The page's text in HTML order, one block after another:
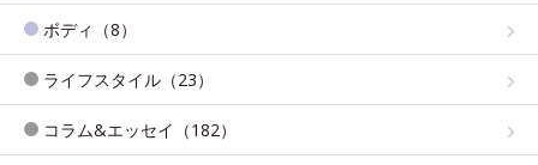
ボディ（8）
ライフスタイル（23）
コラム&エッセイ（182）